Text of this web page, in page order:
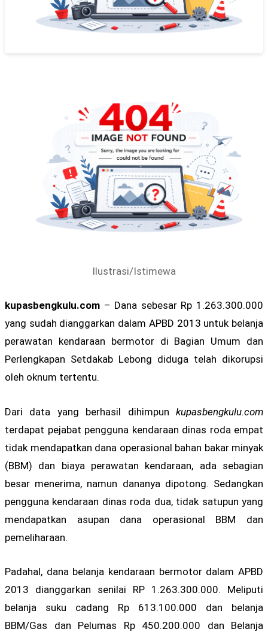
Ilustrasi/Istimewa
kupasbengkulu.com – Dana sebesar Rp 1.263.300.000
yang sudah dianggarkan dalam APBD 2013 untuk belanja
perawatan kendaraan bermotor di Bagian Umum dan
Perlengkapan Setdakab Lebong diduga telah dikorupsi
oleh oknum tertentu.
Dari data yang berhasil dihimpun kupasbengkulu.com
terdapat pejabat pengguna kendaraan dinas roda empat
tidak mendapatkan dana operasional bahan bakar minyak
(BBM) dan biaya perawatan kendaraan, ada sebagian
besar menerima, namun dananya dipotong. Sedangkan
pengguna kendaraan dinas roda dua, tidak satupun yang
mendapatkan asupan dana operasional BBM dan
pemeliharaan.
Padahal, dana belanja kendaraan bermotor dalam APBD
2013 dianggarkan senilai RP 1.263.300.000. Meliputi
belanja suku cadang Rp 613.100.000 dan belanja
BBM/Gas dan Pelumas Rp 450.200.000 dan Belanja